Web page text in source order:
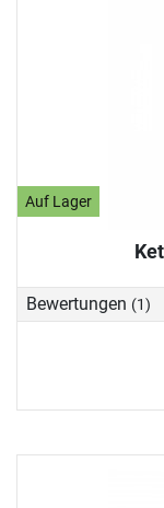
Auf Lager
Bewertungen (1)